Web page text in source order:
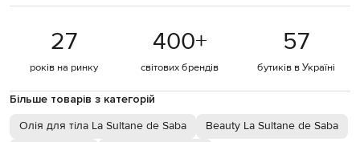
27
років на ринку
400+
світових брендів
57
бутиків в Україні
Більше товарів з категорій
Олія для тіла La Sultane de Saba
Beauty La Sultane de Saba